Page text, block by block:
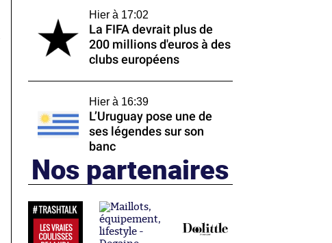
Hier à 17:02
La FIFA devrait plus de
200 millions d'euros à des
clubs européens
Hier à 16:39
L’Uruguay pose une de
ses légendes sur son
banc
Nos partenaires